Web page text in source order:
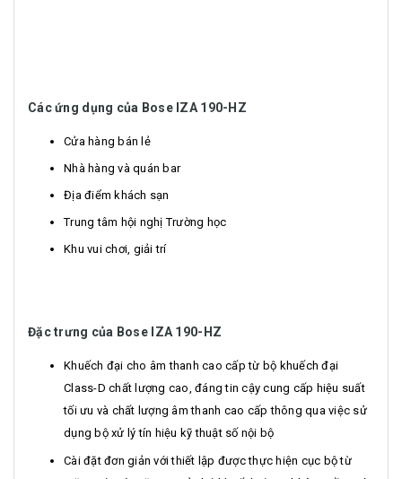
Các ứng dụng của Bose IZA 190-HZ
Cửa hàng bán lẻ
Nhà hàng và quán bar
Địa điểm khách sạn
Trung tâm hội nghị Trường học
Khu vui chơi, giải trí
Đặc trưng của Bose IZA 190-HZ
Khuếch đại cho âm thanh cao cấp từ bộ khuếch đại
Class-D chất lượng cao, đáng tin cậy cung cấp hiệu suất
tối ưu và chất lượng âm thanh cao cấp thông qua việc sử
dụng bộ xử lý tín hiệu kỹ thuật số nội bộ
Cài đặt đơn giản với thiết lập được thực hiện cục bộ từ